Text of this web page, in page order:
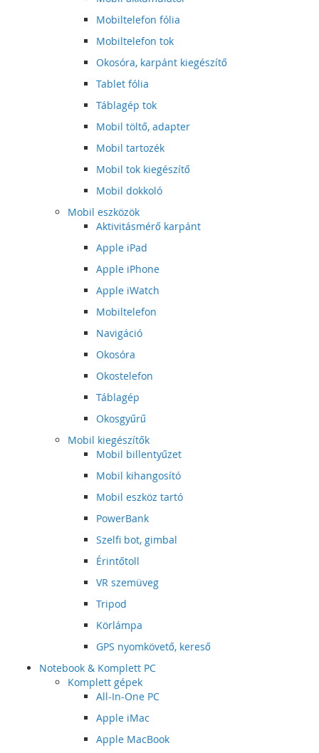
Mobiltelefon fólia
Mobiltelefon tok
Okosóra, karpánt kiegészítő
Tablet fólia
Táblagép tok
Mobil töltő, adapter
Mobil tartozék
Mobil tok kiegészítő
Mobil dokkoló
Mobil eszközök
Aktivitásmérő karpánt
Apple iPad
Apple iPhone
Apple iWatch
Mobiltelefon
Navigáció
Okosóra
Okostelefon
Táblagép
Okosgyűrű
Mobil kiegészítők
Mobil billentyűzet
Mobil kihangosító
Mobil eszköz tartó
PowerBank
Szelfi bot, gimbal
Érintőtoll
VR szemüveg
Tripod
Körlámpa
GPS nyomkövető, kereső
Notebook & Komplett PC
Komplett gépek
All-In-One PC
Apple iMac
Apple MacBook